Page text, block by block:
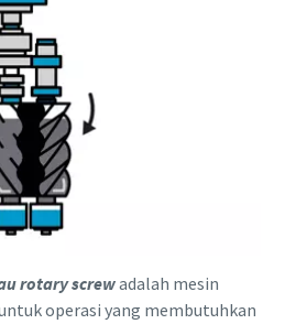
rotary screwadalah mesin
operasi yang membutuhkan